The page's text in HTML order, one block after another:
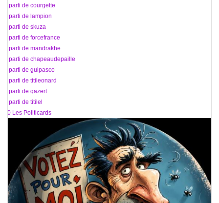
90 parti de courgette
91 parti de lampion
92 parti de skuza
93 parti de forcefrance
94 parti de mandrakhe
95 parti de chapeaudepaille
96 parti de guipasco
97 parti de titileonard
98 parti de qazert
99 parti de titilel
100 Les Politicards